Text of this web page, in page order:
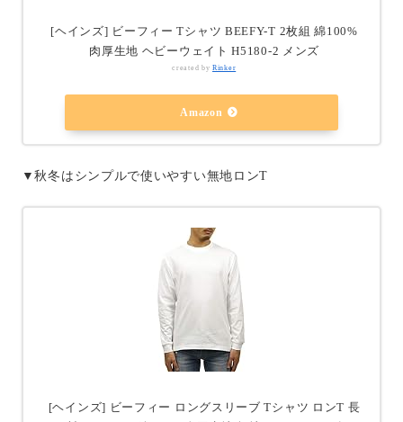
[ヘインズ] ビーフィー Tシャツ BEEFY-T 2枚組 綿100%
肉厚生地 ヘビーウェイト H5180-2 メンズ
created byRinker
Amazon
▼秋冬はシンプルで使いやすい無地ロンT
[ヘインズ] ビーフィー ロングスリーブ Tシャツ ロンT 長